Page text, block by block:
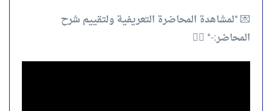
💌 *لمشاهدة المحاضرة التعريفية ولتقييم شرح
المحاضر:-* 👇🏻